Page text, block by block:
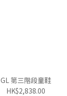
GL 第三階段童鞋
HK$2,838.00